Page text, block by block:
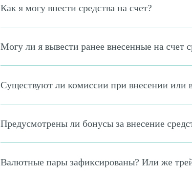
Как я могу внести средства на счет?
Могу ли я вывести ранее внесенные на счет
Существуют ли комиссии при внесении или
Предусмотрены ли бонусы за внесение
Валютные пары зафиксированы? Или же